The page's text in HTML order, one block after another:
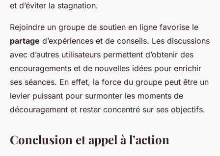
et d’éviter la stagnation.
Rejoindre un groupe de soutien en ligne favorise le
partage d’expériences et de conseils. Les discussions
avec d’autres utilisateurs permettent d’obtenir des
encouragements et de nouvelles idées pour enrichir
ses séances. En effet, la force du groupe peut être un
levier puissant pour surmonter les moments de
découragement et rester concentré sur ses objectifs.
Conclusion et appel à l’action